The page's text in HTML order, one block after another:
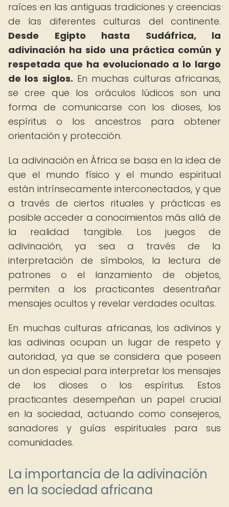
raíces en las antiguas tradiciones y creencias
de las diferentes culturas del continente.
Desde Egipto hasta Sudáfrica, la
adivinación ha sido una práctica común y
respetada que ha evolucionado a lo largo
de los siglos. En muchas culturas africanas,
se cree que los oráculos lúdicos son una
forma de comunicarse con los dioses, los
espíritus o los ancestros para obtener
orientación y protección.
La adivinación en África se basa en la idea de
que el mundo físico y el mundo espiritual
están intrínsecamente interconectados, y que
a través de ciertos rituales y prácticas es
posible acceder a conocimientos más allá de
la realidad tangible. Los juegos de
adivinación, ya sea a través de la
interpretación de símbolos, la lectura de
patrones o el lanzamiento de objetos,
permiten a los practicantes desentrañar
mensajes ocultos y revelar verdades ocultas.
En muchas culturas africanas, los adivinos y
las adivinas ocupan un lugar de respeto y
autoridad, ya que se considera que poseen
un don especial para interpretar los mensajes
de los dioses o los espíritus. Estos
practicantes desempeñan un papel crucial
en la sociedad, actuando como consejeros,
sanadores y guías espirituales para sus
comunidades.
La importancia de la adivinación
en la sociedad africana